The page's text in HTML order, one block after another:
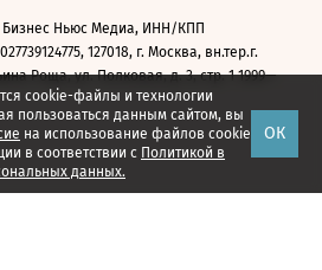
cookie-файлы и технологии
пользоваться данным сайтом, вы
на использование файлов cookie
в соответствии с Политикой в
данных.
ОК
Ньюс Медиа, ИНН/КПП
127018, г. Москва, вн.тер.г.
Роща, ул. Полковая, д. 3, стр. 1 1999—